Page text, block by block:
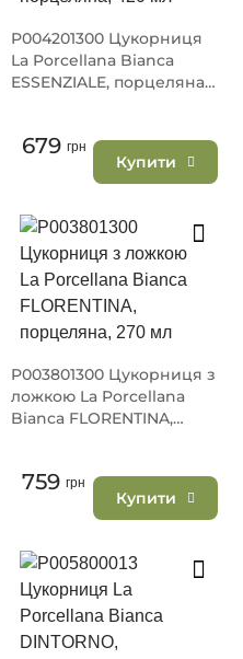
P004201300 Цукорниця
La Porcellana Bianca
ESSENZIALE, порцеляна,
679 грн
Купити
P003801300 Цукорниця з
ложкою La Porcellana
Bianca FLORENTINA,
759 грн
Купити